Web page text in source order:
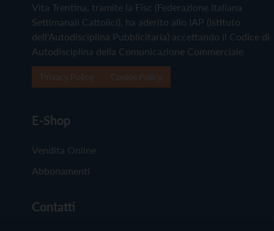
Vita Trentina, tramite la Fisc (Federazione Italiana
Settimanali Cattolici), ha aderito allo IAP (Istituto
dell'Autodisciplina Pubblicitaria) accettando il Codice di
Autodisciplina della Comunicazione Commerciale
E-Shop
Vendita Online
Abbonamenti
Contatti